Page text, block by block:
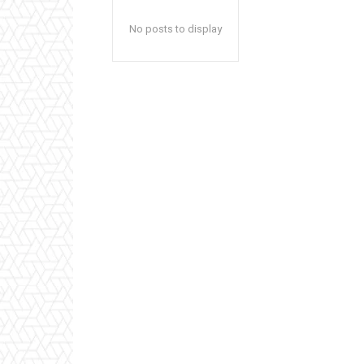
No posts to display